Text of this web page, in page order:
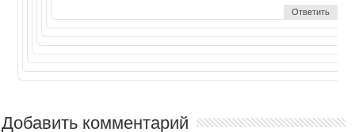
Ответить
Добавить комментарий